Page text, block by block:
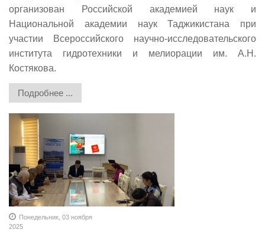
организован Российской академией наук и
Национальной академии наук Таджикистана при
участии Всероссийского научно-исследовательского
института гидротехники и мелиорации им. А.Н.
Костякова.
Подробнее ...
Понедельник, 03 ноября
2025